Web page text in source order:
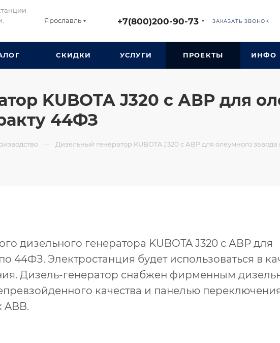
Ярославль +7(800)200-90-73 ЗАКАЗАТЬ ЗВОНОК
СКИДКИ УСЛУГИ ПРОЕКТЫ ИНФО
KUBOTA J320 с АВР для
44ФЗ
— Дизельный генератор KUBOTA J320 с АВР для олеумного
дизельного генератора KUBOTA J320 с АВР для
44ФЗ. Электростанция будет использоваться в
Дизель-генератор снабжен фирменным
качества и панелью
ABB.